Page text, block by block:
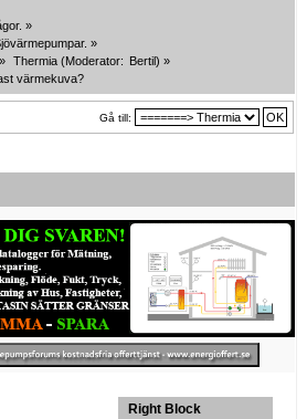
»
»
» Thermia (Moderator: Bertil) »
värmekuva?
Gå till:
Right Block